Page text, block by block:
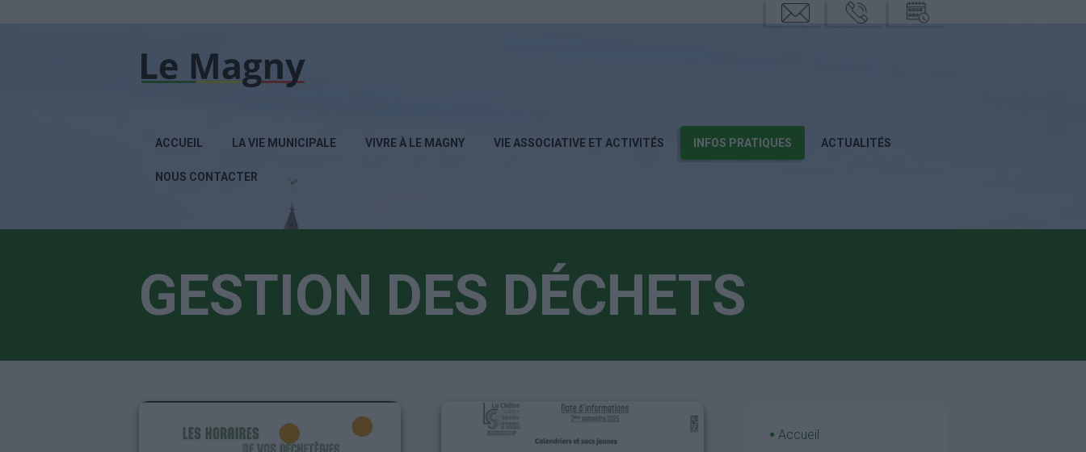
mail phone
calend
ACCUEIL LA VIE MUNICIPALE VIVRE À LE MAGNY VIE ASSOCIATIVE ET ACTIVITÉS INFOS PRATIQUES ACTUALITÉS
NOUS CONTACTER
GESTION DES DÉCHETS
Accueil